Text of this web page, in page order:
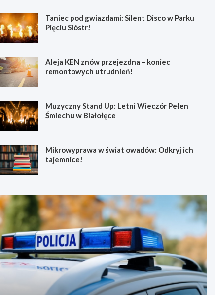
Taniec pod gwiazdami: Silent Disco w Parku
Pięciu Sióstr!
Aleja KEN znów przejezdna – koniec
remontowych utrudnień!
Muzyczny Stand Up: Letni Wieczór Pełen
Śmiechu w Białołęce
Mikrowyprawa w świat owadów: Odkryj ich
tajemnice!